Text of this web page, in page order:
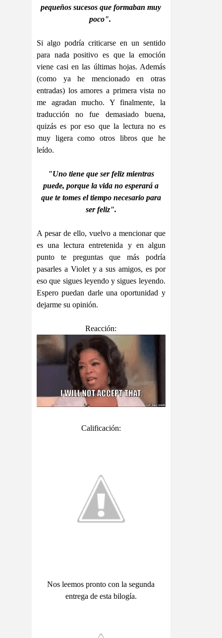
pequeños sucesos que formaban muy
poco".
Si algo podría criticarse en un sentido
para nada positivo es que la emoción
viene casi en las últimas hojas. Además
(como ya he mencionado en otras
entradas) los amores a primera vista no
me agradan mucho. Y finalmente, la
traducción no fue demasiado buena,
quizás es por eso que la lectura no es
muy ligera como otros libros que he
leído.
"Uno tiene que ser feliz mientras
puede, porque la vida no esperará a
que te tomes el tiempo necesario para
ser feliz".
A pesar de ello, vuelvo a mencionar que
es una lectura entretenida y en algun
punto te preguntas que más podría
pasarles a Violet y a sus amigos, es por
eso que sigues leyendo y sigues leyendo.
Espero puedan darle una oportunidad y
dejarme su opinión.
Reacción:
Calificación:
Nos leemos pronto con la segunda
entrega de esta bilogía.